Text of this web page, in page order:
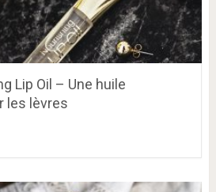
Lip Oil – Une huile
les lèvres